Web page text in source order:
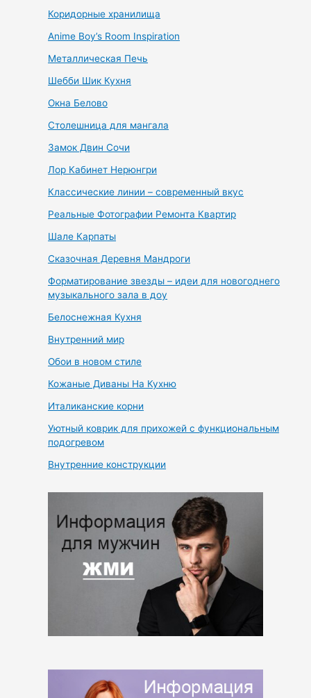
Коридорные хранилища
Anime Boy’s Room Inspiration
Металлическая Печь
Шебби Шик Кухня
Окна Белово
Столешница для мангала
Замок Двин Сочи
Лор Кабинет Нерюнгри
Классические линии – современный вкус
Реальные Фотографии Ремонта Квартир
Шале Карпаты
Сказочная Деревня Мандроги
Форматирование звезды – идеи для новогоднего
музыкального зала в доу
Белоснежная Кухня
Внутренний мир
Обои в новом стиле
Кожаные Диваны На Кухню
Италиканские корни
Уютный коврик для прихожей с функциональным
подогревом
Внутренние конструкции